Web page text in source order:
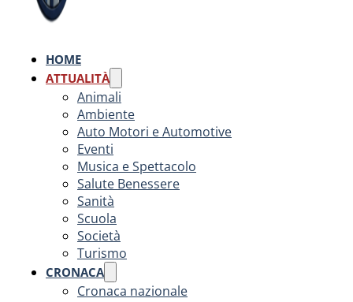
HOME
ATTUALITÀ
Animali
Ambiente
Auto Motori e Automotive
Eventi
Musica e Spettacolo
Salute Benessere
Sanità
Scuola
Società
Turismo
CRONACA
Cronaca nazionale